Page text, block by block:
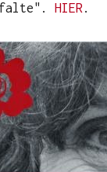
HIER .